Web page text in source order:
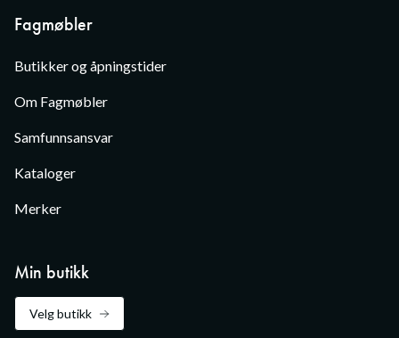
Fagmøbler
Butikker og åpningstider
Om Fagmøbler
Samfunnsansvar
Kataloger
Merker
Min butikk
Velg butikk